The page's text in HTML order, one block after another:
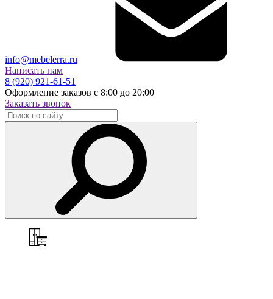
info@mebelerra.ru
Написать нам
8 (920) 921-61-51
Оформление заказов с 8:00 до 20:00
Заказать звонок